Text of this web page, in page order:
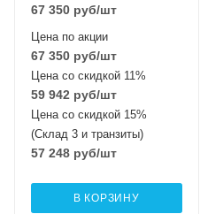
67 350 руб/шт
Цена по акции
67 350 руб/шт
Цена со скидкой 11%
59 942 руб/шт
Цена со скидкой 15%
(Склад 3 и транзиты)
57 248 руб/шт
В КОРЗИНУ